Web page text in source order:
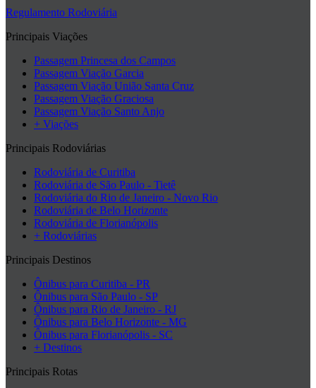
Regulamento Rodoviária
Principais Viações
Passagem Princesa dos Campos
Passagem Viação Garcia
Passagem Viação União Santa Cruz
Passagem Viação Graciosa
Passagem Viação Santo Anjo
+ Viações
Principais Rodoviárias
Rodoviária de Curitiba
Rodoviária de São Paulo - Tietê
Rodoviária do Rio de Janeiro - Novo Rio
Rodoviária de Belo Horizonte
Rodoviária de Florianópolis
+ Rodoviárias
Principais Destinos
Ônibus para Curitiba - PR
Ônibus para São Paulo - SP
Ônibus para Rio de Janeiro - RJ
Ônibus para Belo Horizonte - MG
Ônibus para Florianópolis - SC
+ Destinos
Principais Rotas